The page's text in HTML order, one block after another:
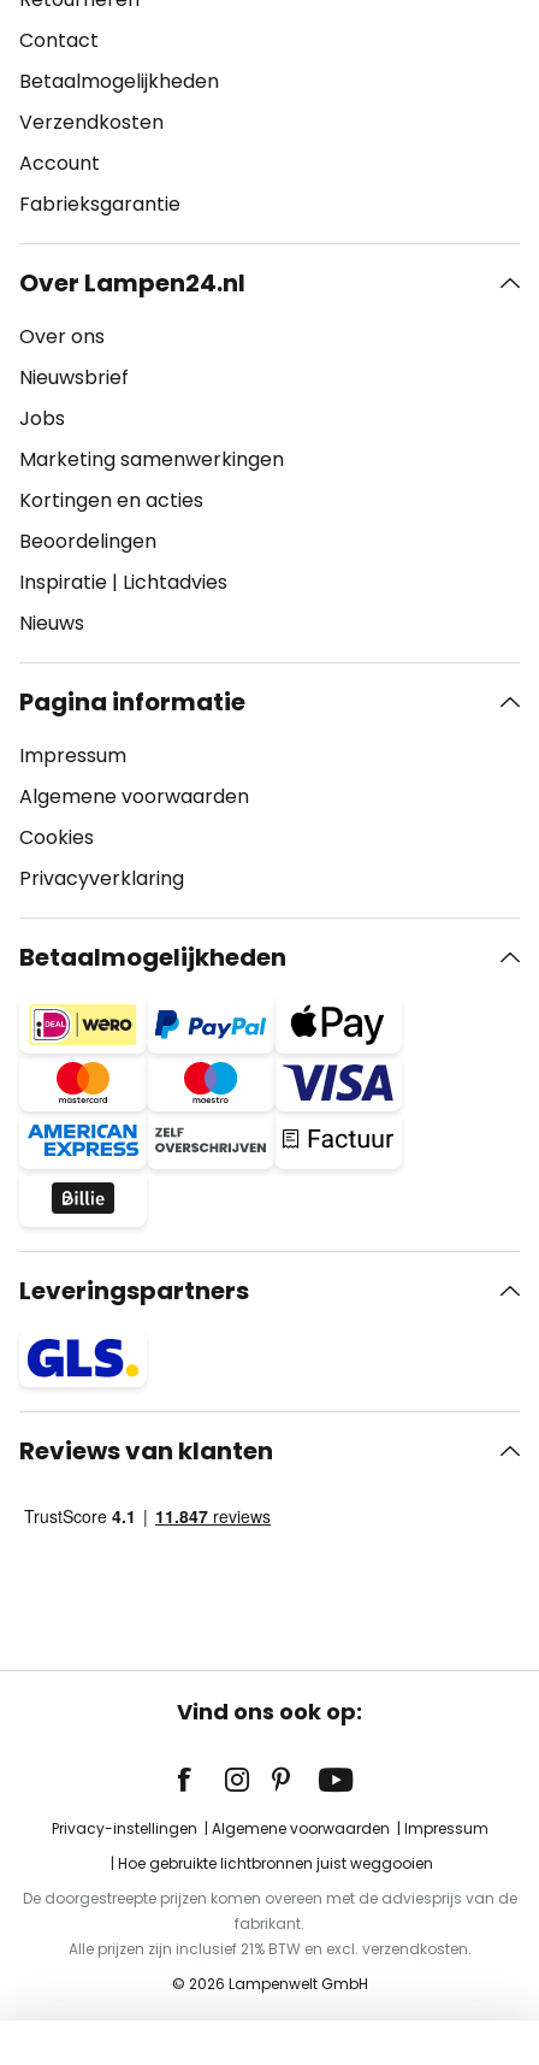
Contact
Betaalmogelijkheden
Verzendkosten
Account
Fabrieksgarantie
Over Lampen24.nl
Over ons
Nieuwsbrief
Jobs
Marketing samenwerkingen
Kortingen en acties
Beoordelingen
Inspiratie | Lichtadvies
Nieuws
Pagina informatie
Impressum
Algemene voorwaarden
Cookies
Privacyverklaring
Betaalmogelijkheden
Leveringspartners
Reviews van klanten
Vind ons ook op:
Privacy-instellingen Algemene voorwaarden
Impressum
Hoe gebruikte lichtbronnen juist weggooien
De doorgestreepte prijzen komen overeen met de adviesprijs van de
fabrikant.
Alle prijzen zijn inclusief 21% BTW en excl. verzendkosten.
© 2026 Lampenwelt GmbH